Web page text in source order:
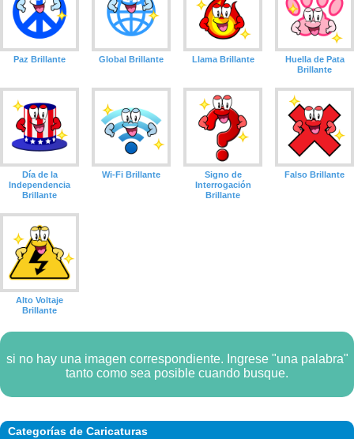
Categorías de Caricaturas
Paz Brillante Global Brillante Llama Brillante
Huella de Pata
Brillante
Día de la
Independencia
Brillante
Wi-Fi Brillante
Signo de
Interrogación
Brillante
Falso Brillante
Alto Voltaje
Brillante
si no hay una imagen correspondiente. Ingrese "una palabra"
tanto como sea posible cuando busque.